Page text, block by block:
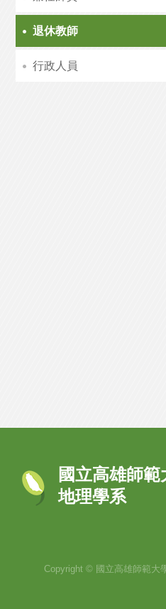
退休教師
行政人員
國立高雄師範
地理學系
Copyright © 國立高雄師範大